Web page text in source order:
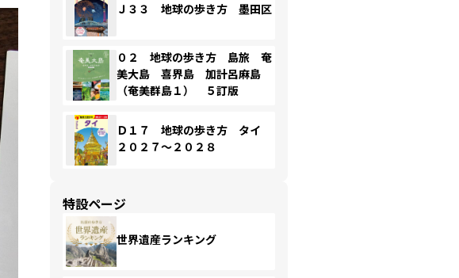
Ｊ３３ 地球の歩き方 墨田区
０２ 地球の歩き方 島旅 奄
美大島 喜界島 加計呂麻島
（奄美群島１） ５訂版
Ｄ１７ 地球の歩き方 タイ
２０２７～２０２８
特設ページ
世界遺産ランキング